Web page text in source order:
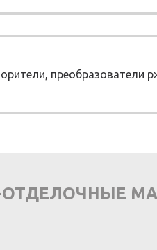
преобразователи